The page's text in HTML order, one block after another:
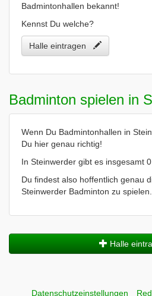
Badmintonhallen bekannt!
Kennst Du welche?
Halle eintragen
Badminton spielen in
Wenn Du Badmintonhallen in
Du hier genau richtig!
In Steinwerder gibt es insgesamt
Du findest also hoffentlich genau
Steinwerder Badminton zu spielen.
Halle
Datenschutzeinstellungen